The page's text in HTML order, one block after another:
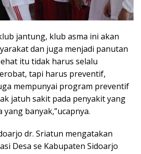
jantung, klub asma ini akan
dan juga menjadi panutan
itu tidak harus selalu
tapi harus preventif,
mempunyai program preventif
jatuh sakit pada penyakit yang
banyak,”ucapnya.
dr. Sriatun mengatakan
Desa se Kabupaten Sidoarjo